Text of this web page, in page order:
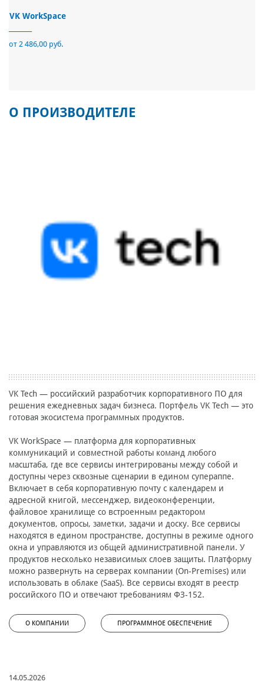
VK WorkSpace
от 2 486,00 руб.
О ПРОИЗВОДИТЕЛЕ
VK Tech — российский разработчик корпоративного ПО для
решения ежедневных задач бизнеса. Портфель VK Tech — это
готовая экосистема программных продуктов.
VK WorkSpace — платформа для корпоративных
коммуникаций и совместной работы команд любого
масштаба, где все сервисы интегрированы между собой и
доступны через сквозные сценарии в едином супераппе.
Включает в себя корпоративную почту с календарем и
адресной книгой, мессенджер, видеоконференции,
файловое хранилище со встроенным редактором
документов, опросы, заметки, задачи и доску. Все сервисы
находятся в едином пространстве, доступны в режиме одного
окна и управляются из общей административной панели. У
продуктов несколько независимых слоев защиты. Платформу
можно развернуть на серверах компании (On-Premises) или
использовать в облаке (SaaS). Все сервисы входят в реестр
российского ПО и отвечают требованиям ФЗ-152.
О КОМПАНИИ ПРОГРАММНОЕ ОБЕСПЕЧЕНИЕ
14.05.2026